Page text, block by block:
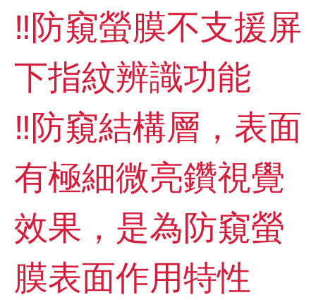
‼️防窺螢膜不支援屏
下指紋辨識功能
‼️防窺結構層，表面
有極細微亮鑽視覺
效果，是為防窺螢
膜表面作用特性